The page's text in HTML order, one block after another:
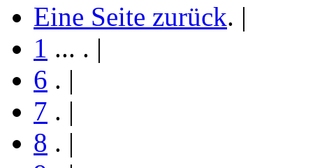
Eine Seite zurück. |
1 ... . |
6 . |
7 . |
8 . |